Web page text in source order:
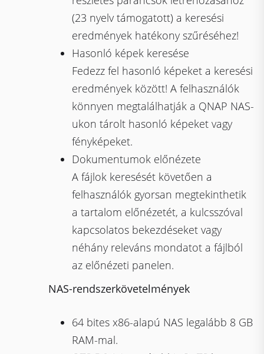
(23 nyelv támogatott) a keresési
eredmények hatékony szűréséhez!
Hasonló képek keresése
Fedezz fel hasonló képeket a keresési
eredmények között! A felhasználók
könnyen megtalálhatják a QNAP NAS-
ukon tárolt hasonló képeket vagy
fényképeket.
Dokumentumok előnézete
A fájlok keresését követően a
felhasználók gyorsan megtekinthetik
a tartalom előnézetét, a kulcsszóval
kapcsolatos bekezdéseket vagy
néhány releváns mondatot a fájlból
az előnézeti panelen.
NAS-rendszerkövetelmények
64 bites x86-alapú NAS legalább 8 GB
RAM-mal.